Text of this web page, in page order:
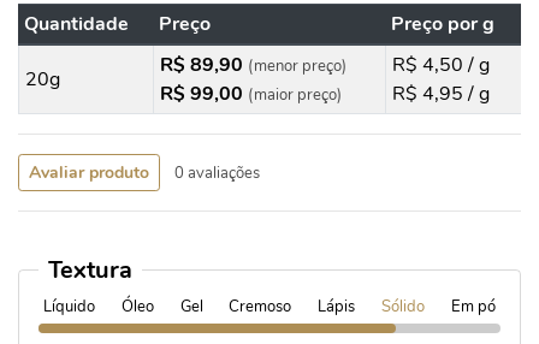
Quantidade Preço Preço por g
20g
R$ 89,90 (menor preço)
R$ 99,00 (maior preço)
R$ 4,50 / g
R$ 4,95 / g
Avaliar produto 0 avaliações
Textura
Líquido Óleo Gel Cremoso Lápis Sólido Em pó